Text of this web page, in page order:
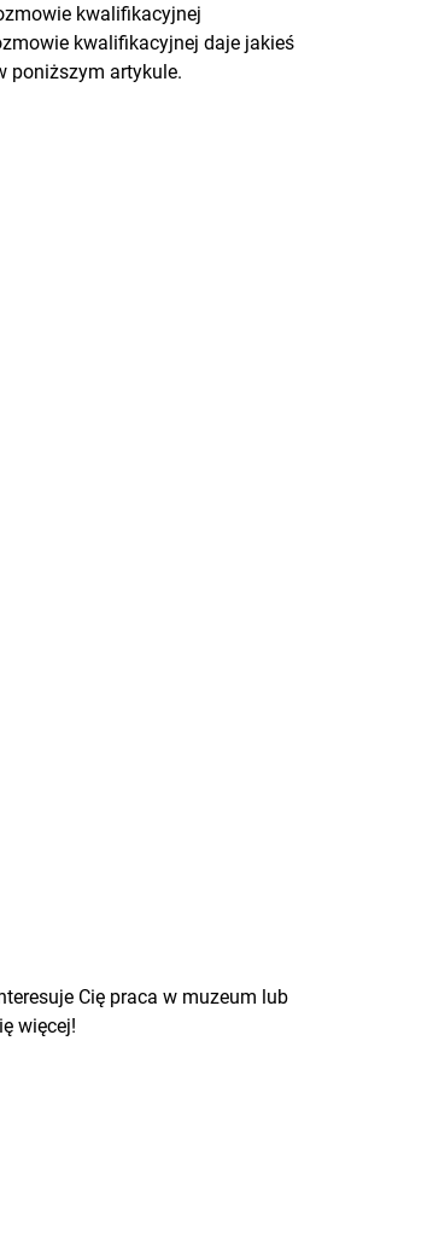
kwalifikacyjnej
kwalifikacyjnej daje jakieś
poniższym artykule.
Cię praca w muzeum lub
więcej!